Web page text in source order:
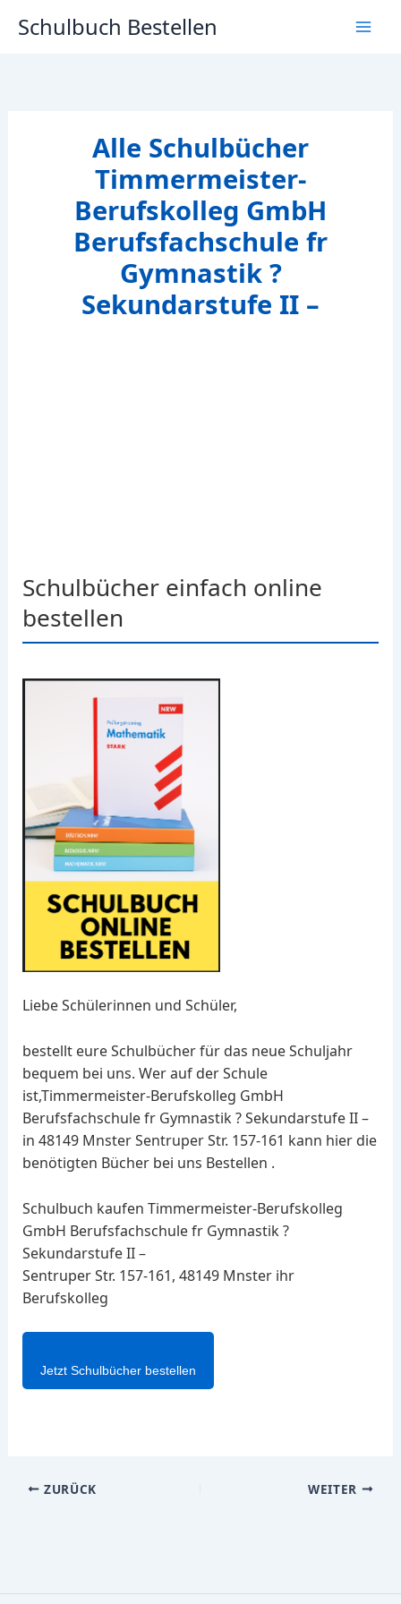
InhaltSchulbuch Bestellen
Alle Schulbücher
Timmermeister-
Berufskolleg GmbH
Berufsfachschule fr
Gymnastik ?
Sekundarstufe II –
Schulbücher einfach online
bestellen
Liebe Schülerinnen und Schüler,
bestellt eure Schulbücher für das neue Schuljahr
bequem bei uns. Wer auf der Schule
ist,Timmermeister-Berufskolleg GmbH
Berufsfachschule fr Gymnastik ? Sekundarstufe II –
in 48149 Mnster Sentruper Str. 157-161 kann hier die
benötigten Bücher bei uns Bestellen .
Schulbuch kaufen Timmermeister-Berufskolleg
GmbH Berufsfachschule fr Gymnastik ?
Sekundarstufe II –
Sentruper Str. 157-161, 48149 Mnster ihr
Berufskolleg
Jetzt Schulbücher bestellen
ZURÜCK WEITER